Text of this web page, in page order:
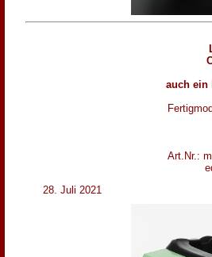
28. Juli 2021
auch ein
Art.Nr.: